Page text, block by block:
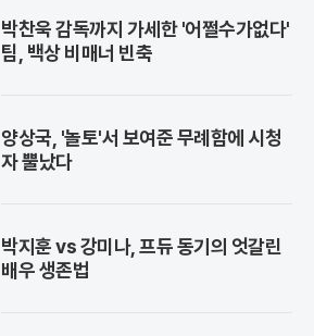
박찬욱 감독까지 가세한 '어쩔수가없다'
팀, 백상 비매너 빈축
양상국, '놀토'서 보여준 무례함에 시청
자 뿔났다
박지훈 vs 강미나, 프듀 동기의 엇갈린
배우 생존법